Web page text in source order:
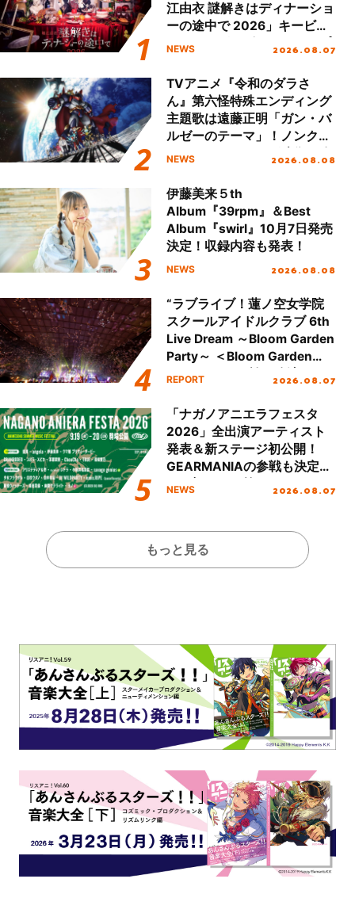
江由衣 謎解きはディナーショ
ーの途中で 2026」キービジ
ュアル＆グッズラインナップ
NEWS 2026.08.07
TVアニメ『令和のダラさ
ん』第六怪特殊エンディング
主題歌は遠藤正明「ガン・バ
ルゼーのテーマ」！ノンクレ
ジットエンディング映像も公
NEWS 2026.08.08
伊藤美来５th
Album『39rpm』＆Best
Album『swirl』10月7日発売
決定！収録内容も発表！
NEWS 2026.08.08
“ラブライブ！蓮ノ空女学院
スクールアイドルクラブ 6th
Live Dream ～Bloom Garden
Party～ ＜Bloom Garden
Party Stage／埼玉公演＞”
REPORT 2026.08.07
「ナガノアニエラフェスタ
2026」全出演アーティスト
発表＆新ステージ初公開！
GEARMANIAの参戦も決定
し、初となる第3ステージの
NEWS 2026.08.07
もっと見る